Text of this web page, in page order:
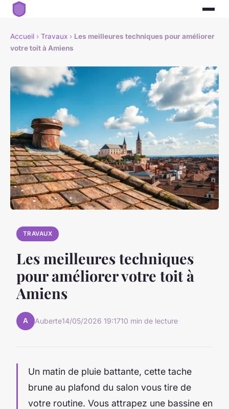
Accueil › Travaux › Les meilleures techniques pour améliorer
votre toit à Amiens
TRAVAUX
Les meilleures techniques
pour améliorer votre toit à
Amiens
A Auberte14/05/2026 19:1710 min de lecture
Un matin de pluie battante, cette tache
brune au plafond du salon vous tire de
votre routine. Vous attrapez une bassine en